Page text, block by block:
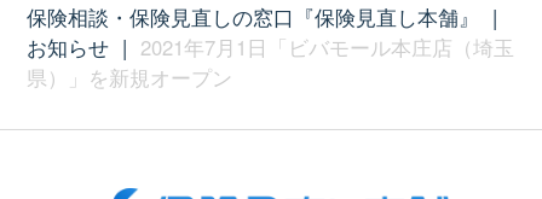
保険相談・保険見直しの窓口『保険見直し本舗』
|
お知らせ | 2021年7月1日「ビバモール本庄店（埼玉
県）」を新規オープン